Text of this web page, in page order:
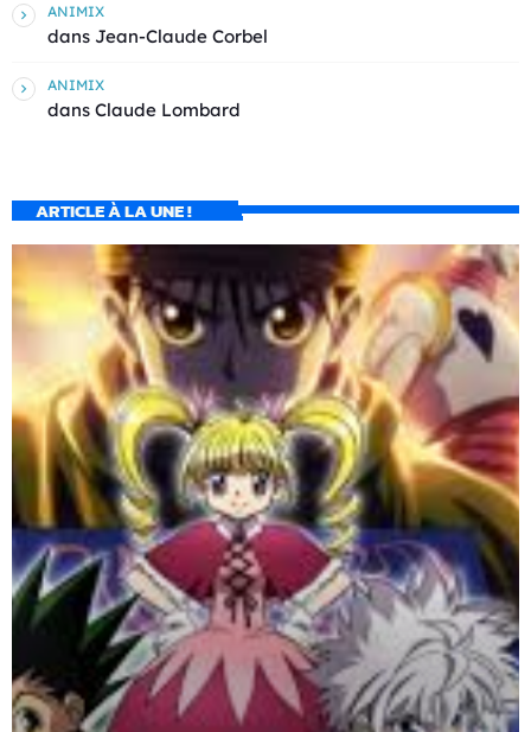
ANIMIX
dans Jean-Claude Corbel
ANIMIX
dans Claude Lombard
ARTICLE À LA UNE !